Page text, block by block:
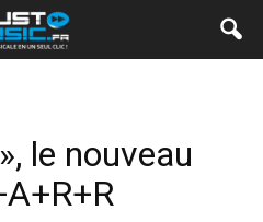
le nouveau